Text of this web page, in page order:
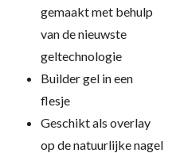
gemaakt met behulp
van de nieuwste
geltechnologie
Builder gel in een
flesje
Geschikt als overlay
op de natuurlijke nagel